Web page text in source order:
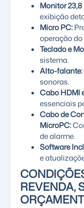
Monitor
exibição
Micro PC:
operação
Teclado e
sistema.
Alto-falante:
sonoras.
Cabo HDMI
essenciais
Cabo de
MicroPC:
de alarme.
Software
e
REVENDA,